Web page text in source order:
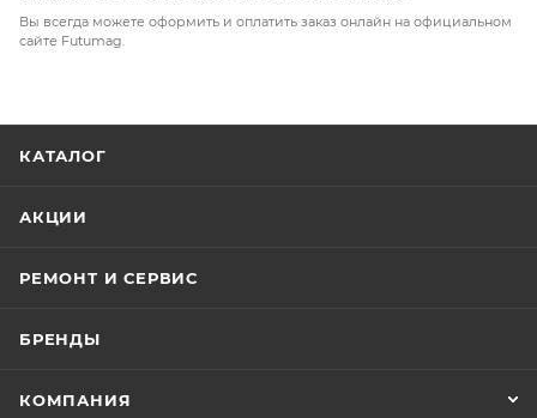
Вы всегда можете оформить и оплатить заказ онлайн на официальном
сайте Futumag.
КАТАЛОГ
АКЦИИ
РЕМОНТ И СЕРВИС
БРЕНДЫ
КОМПАНИЯ